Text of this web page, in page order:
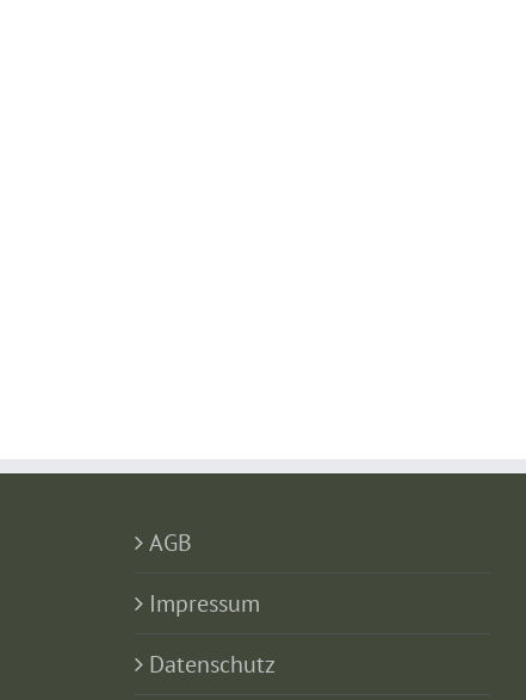
AGB
Impressum
Datenschutz